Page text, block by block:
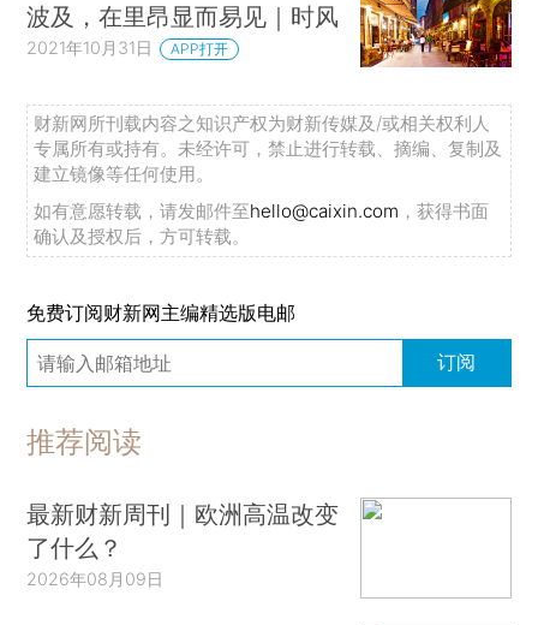
波及，在里昂显而易见｜时风
2021年10月31日 APP打开
财新网所刊载内容之知识产权为财新传媒及/或相关权利人
专属所有或持有。未经许可，禁止进行转载、摘编、复制及
建立镜像等任何使用。
如有意愿转载，请发邮件至hello@caixin.com ，获得书面
确认及授权后，方可转载。
免费订阅财新网主编精选版电邮
订阅
推荐阅读
最新财新周刊｜欧洲高温改变
了什么？
2026年08月09日